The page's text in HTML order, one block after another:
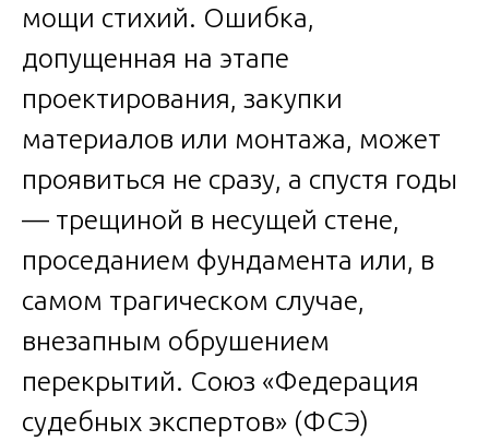
мощи стихий. Ошибка,
допущенная на этапе
проектирования, закупки
материалов или монтажа, может
проявиться не сразу, а спустя годы
— трещиной в несущей стене,
проседанием фундамента или, в
самом трагическом случае,
внезапным обрушением
перекрытий. Союз «Федерация
судебных экспертов» (ФСЭ)